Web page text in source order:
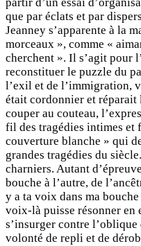
que par éclats et par
Jeanney s’apparente à la
morceaux », comme «
cherchent ». Il s’agit pour
reconstituer le puzzle du
l’exil et de l’immigration,
était cordonnier et réparait
couper au couteau,
fil des tragédies intimes
couverture blanche » qui
grandes tragédies du
charniers. Autant
bouche à l’autre, de
y a ta voix dans ma
voix-là puisse résonner en
s’insurger contre
volonté de repli et de